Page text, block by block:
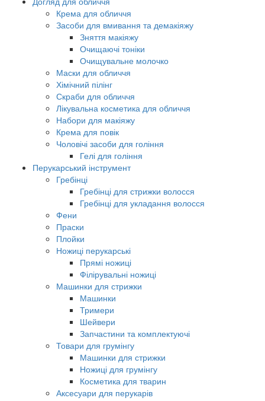
Крема для обличчя
Засоби для вмивання та демакіяжу
Зняття макіяжу
Очищаючі тоніки
Очищувальне молочко
Маски для обличчя
Хімічний пілінг
Скраби для обличчя
Лікувальна косметика для обличчя
Набори для макіяжу
Крема для повік
Чоловічі засоби для гоління
Гелі для гоління
Перукарський інструмент
Гребінці
Гребінці для стрижки волосся
Гребінці для укладання волосся
Фени
Праски
Плойки
Ножиці перукарські
Прямі ножиці
Філірувальні ножиці
Машинки для стрижки
Машинки
Тримери
Шейвери
Запчастини та комплектуючі
Товари для грумінгу
Машинки для стрижки
Ножиці для грумінгу
Косметика для тварин
Аксесуари для перукарів